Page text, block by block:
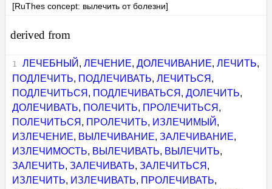
[RuThes concept: вылечить от болезни]
derived from
ЛЕЧЕБНЫЙ , ЛЕЧЕНИЕ, ДОЛЕЧИВАНИЕ, ЛЕЧИТЬ,
ПОДЛЕЧИТЬ, ПОДЛЕЧИВАТЬ,ЛЕЧИТЬСЯ ,
ПОДЛЕЧИТЬСЯ , ПОДЛЕЧИВАТЬСЯ ,ДОЛЕЧИТЬ,
ДОЛЕЧИВАТЬ, ПОЛЕЧИТЬ, ПРОЛЕЧИТЬСЯ ,
ПОЛЕЧИТЬСЯ , ПРОЛЕЧИТЬ, ИЗЛЕЧИМЫЙ ,
ИЗЛЕЧЕНИЕ, ВЫЛЕЧИВАНИЕ,ЗАЛЕЧИВАНИЕ,
ИЗЛЕЧИМОСТЬ, ВЫЛЕЧИВАТЬ, ВЫЛЕЧИТЬ,
ЗАЛЕЧИТЬ,ЗАЛЕЧИВАТЬ,ЗАЛЕЧИТЬСЯ ,
ИЗЛЕЧИТЬ, ИЗЛЕЧИВАТЬ, ПРОЛЕЧИВАТЬ,